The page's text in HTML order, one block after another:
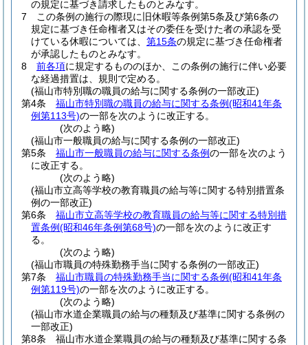
の規定に基づき請求したものとみなす。
7
この条例の施行の際現に旧休暇等条例第5条及び第6条の
規定に基づき任命権者又はその委任を受けた者の承認を受
けている休暇については、 第15条の規定に基づき任命権者
が承認したものとみなす。
8
前各項に規定するもののほか、この条例の施行に伴い必要
な経過措置は、規則で定める。
(福山市特別職の職員の給与に関する条例の一部改正)
第4条
福山市特別職の職員の給与に関する条例(昭和41年条
例第113号)の一部を次のように改正する。
(次のよう略)
(福山市一般職員の給与に関する条例の一部改正)
第5条
福山市一般職員の給与に関する条例の一部を次のよう
に改正する。
(次のよう略)
(福山市立高等学校の教育職員の給与等に関する特別措置条
例の一部改正)
第6条
福山市立高等学校の教育職員の給与等に関する特別措
置条例(昭和46年条例第68号)の一部を次のように改正す
る。
(次のよう略)
(福山市職員の特殊勤務手当に関する条例の一部改正)
第7条
福山市職員の特殊勤務手当に関する条例(昭和41年条
例第119号)の一部を次のように改正する。
(次のよう略)
(福山市水道企業職員の給与の種類及び基準に関する条例の
一部改正)
第8条
福山市水道企業職員の給与の種類及び基準に関する条